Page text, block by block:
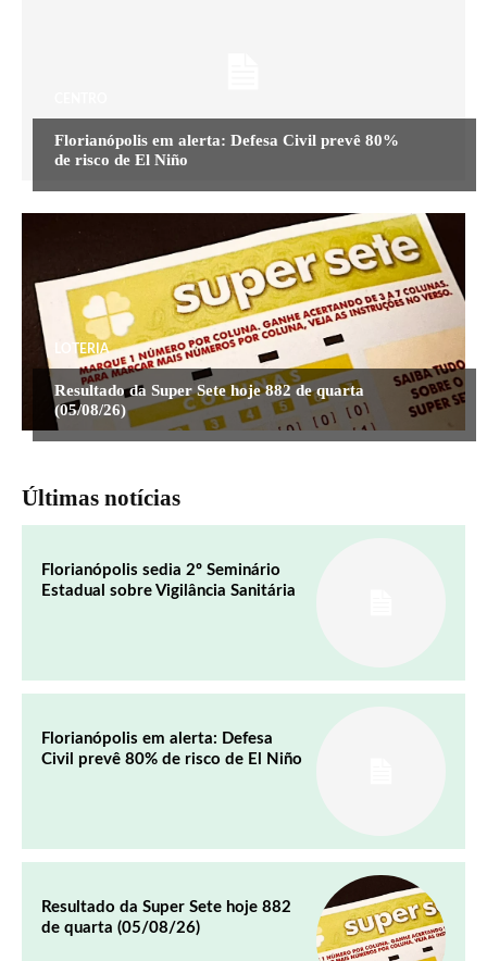
Florianópolis em alerta: Defesa Civil prevê 80%
de risco de El Niño
LOTERIA
Resultado da Super Sete hoje 882 de quarta
(05/08/26)
Últimas notícias
Florianópolis sedia 2º Seminário
Estadual sobre Vigilância Sanitária
Florianópolis em alerta: Defesa
Civil prevê 80% de risco de El Niño
Resultado da Super Sete hoje 882
de quarta (05/08/26)